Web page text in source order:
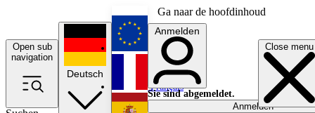
Ga naar de hoofdinhoud
Open sub
navigation
Close menu
Deutsch
English
Français
Anmelden
Sie sind abgemeldet.
Anmelden